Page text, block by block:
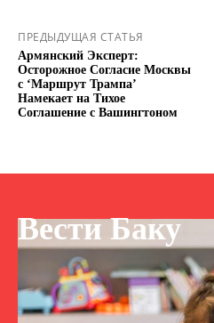
ПРЕДЫДУЩАЯ СТАТЬЯ
Армянский Эксперт:
Осторожное Согласие Москвы
с ‘Маршрут Трампа’
Намекает на Тихое
Соглашение с Вашингтоном
Вести Баку